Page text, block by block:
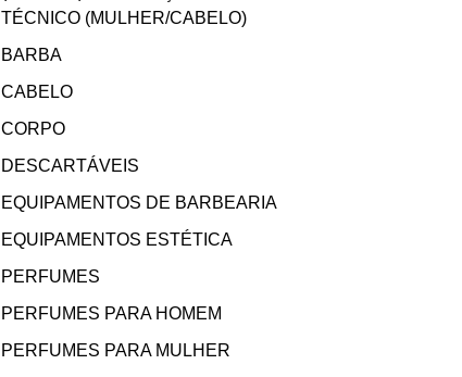
TÉCNICO (MULHER/CABELO)
BARBA
CABELO
CORPO
DESCARTÁVEIS
EQUIPAMENTOS DE BARBEARIA
EQUIPAMENTOS ESTÉTICA
PERFUMES
PERFUMES PARA HOMEM
PERFUMES PARA MULHER